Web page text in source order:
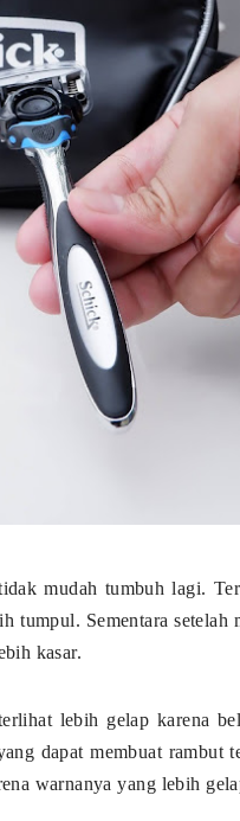
mudah tumbuh lagi.
Sementara setelah
kasar.
lebih gelap karena
dapat membuat rambut
warnanya yang lebih